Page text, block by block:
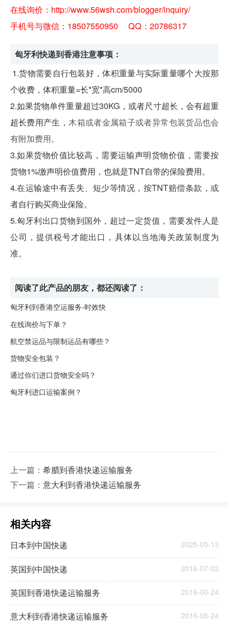
在线询价： http://www.56wsh.com/blogger/inquiry/
手机号与微信：18507550950 QQ：20786317
匈牙利快递到香港注意事项：
1.货物需要自行包装好，体积重量与实际重量哪个大按那
个收费，体积重量=长*宽*高cm/5000
2.如果货物单件重量超过30KG，或者尺寸超长，会有超重
超长费用产生，木箱或者金属箱子或者异常包装货品也会
有附加费用。
3.如果货物价值比较高，需要运输声明货物价值，需要按
货物1%缴声明价值费用，也就是TNT自带的保险费用。
4.在运输途中有丢失、短少等情况，按TNT赔偿条款，或
者自行购买商业保险。
5.匈牙利出口货物到国外，超过一定货值，需要发件人是
公司，提供税号才能出口，具体以当地海关政策制度为
准。
阅读了此产品的朋友，都还阅读了：
匈牙利到香港空运服务-时效快
在线询价与下单？
航空禁运品与限制运品有哪些？
货物安全包装？
通过你们进口货物安全吗？
匈牙利进口运输案例？
上一篇： 希腊到香港快递运输服务
下一篇： 意大利到香港快递运输服务
相关内容
日本到中国快递 2025-05-13
英国到中国快递 2016-07-02
英国到香港快递运输服务 2016-06-24
意大利到香港快递运输服务 2016-06-24